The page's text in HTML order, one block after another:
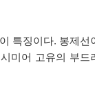
특징이다. 봉제선
미어 고유의 부